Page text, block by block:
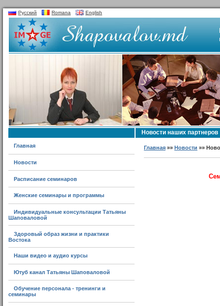
Русский Romana English
Главная
Новости
Расписание семинаров
Женские семинары и программы
Индивидуальные консультации Татьяны
Шаповаловой
Здоровый образ жизни и практики
Востока
Наши видео и аудио курсы
Ютуб канал Татьяны Шаповаловой
Обучение персонала - тренинги и
семинары
Новости наших партнеров
Главная »»Новости »»